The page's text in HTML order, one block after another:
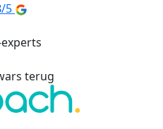
/5
terug